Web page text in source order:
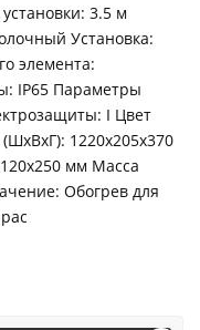
3.5 м
Установка:
элемента:
IP65 Параметры
I Цвет
1220х205х370
мм Масса
Обогрев для